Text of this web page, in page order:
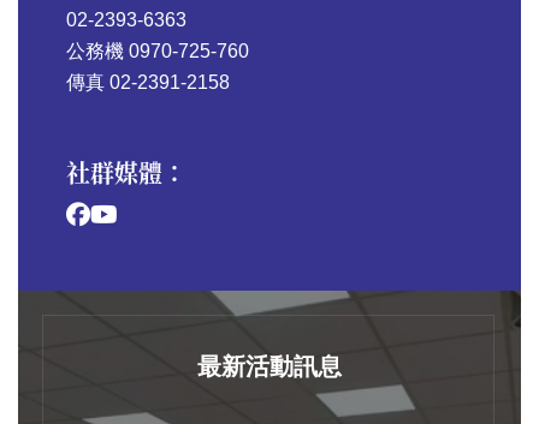
02-2393-6363
公務機 0970-725-760
傳真 02-2391-2158
社群媒體：
最新活動訊息